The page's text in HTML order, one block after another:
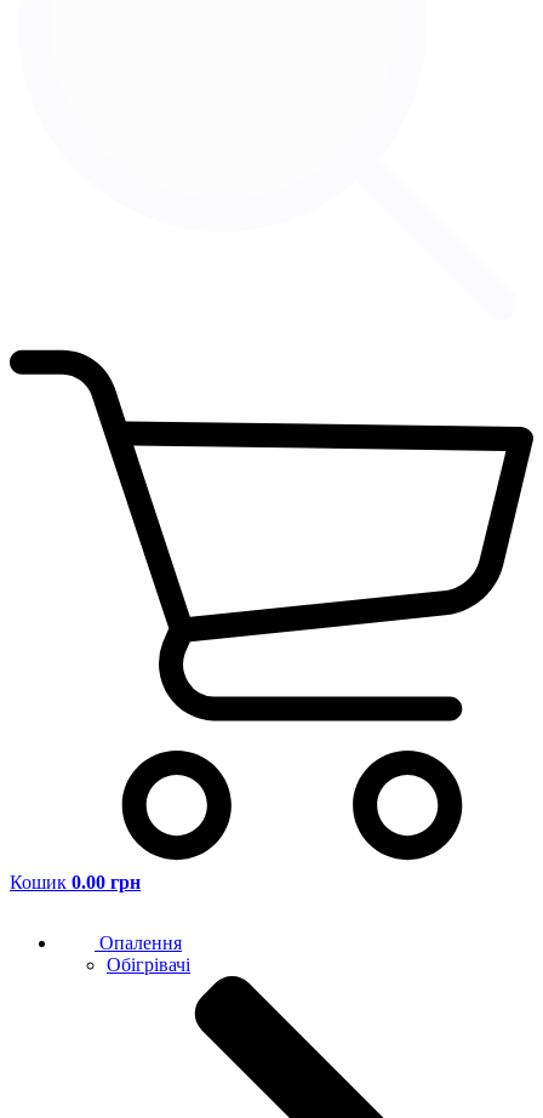
Кошик 0.00 грн
Опалення
Обігрівачі